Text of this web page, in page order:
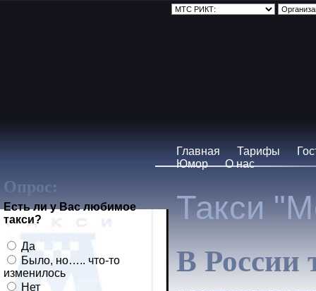
Главная Тарифы
Юмор
О нас
Опрос:
Есть ли у Вас любимое
такси?
Да
Было, но….. что-то
изменилось
Нет
Такси
В России